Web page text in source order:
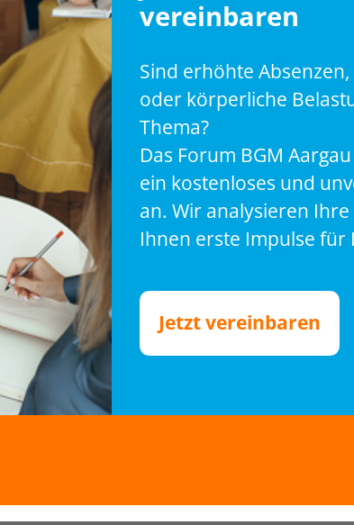
vereinbaren
Sind erhöhte
oder körperliche
Thema?
Das Forum BGM
ein kostenloses und
an. Wir analysieren
Ihnen erste Impulse für
Jetzt vereinbaren